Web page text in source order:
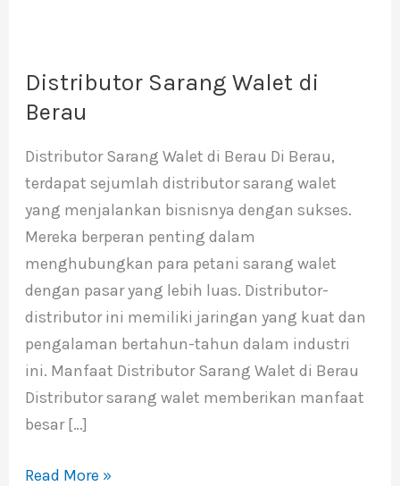
Distributor Sarang Walet di
Berau
Distributor Sarang Walet di Berau Di Berau,
terdapat sejumlah distributor sarang walet
yang menjalankan bisnisnya dengan sukses.
Mereka berperan penting dalam
menghubungkan para petani sarang walet
dengan pasar yang lebih luas. Distributor-
distributor ini memiliki jaringan yang kuat dan
pengalaman bertahun-tahun dalam industri
ini. Manfaat Distributor Sarang Walet di Berau
Distributor sarang walet memberikan manfaat
besar […]
Distributor
Sarang
di
Berau
Read More »